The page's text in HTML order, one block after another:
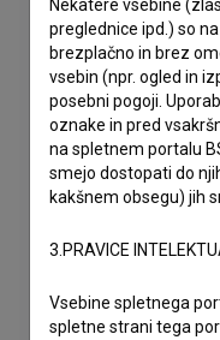
Nekatere vsebine
preglednice ipd.) so
brezplačno in brez
vsebin (npr. ogled in
posebni pogoji.
oznake in pred
na spletnem portalu
smejo dostopati do
kakšnem obsegu) jih
3.PRAVICE
Vsebine spletnega
spletne strani tega